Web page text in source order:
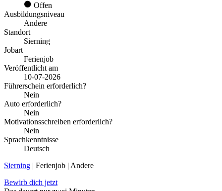
Offen
Ausbildungsniveau
Andere
Standort
Sierning
Jobart
Ferienjob
Veröffentlicht am
10-07-2026
Führerschein erforderlich?
Nein
Auto erforderlich?
Nein
Motivationsschreiben erforderlich?
Nein
Sprachkenntnisse
Deutsch
Sierning | Ferienjob | Andere
Bewirb dich jetzt